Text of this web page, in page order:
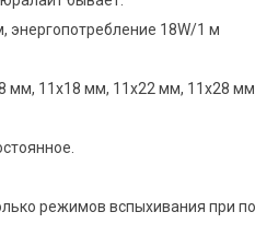
18W/1 м
11х18 мм, 11х22 мм, 11х28 мм,
режимов вспыхивания при